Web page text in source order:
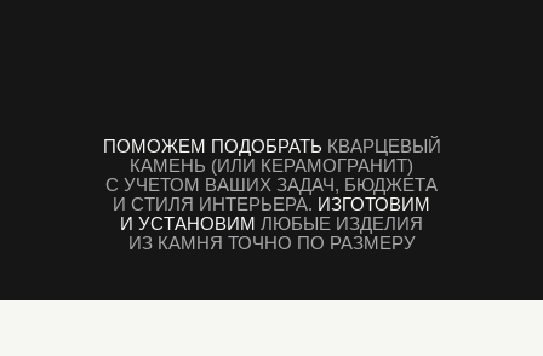
ПОМОЖЕМ ПОДОБРАТЬ КВАРЦЕВЫЙ
КАМЕНЬ (ИЛИ КЕРАМОГРАНИТ)
С УЧЕТОМ ВАШИХ ЗАДАЧ, БЮДЖЕТА
И СТИЛЯ ИНТЕРЬЕРА. ИЗГОТОВИМ
И УСТАНОВИМ ЛЮБЫЕ ИЗДЕЛИЯ
ИЗ КАМНЯ ТОЧНО ПО РАЗМЕРУ